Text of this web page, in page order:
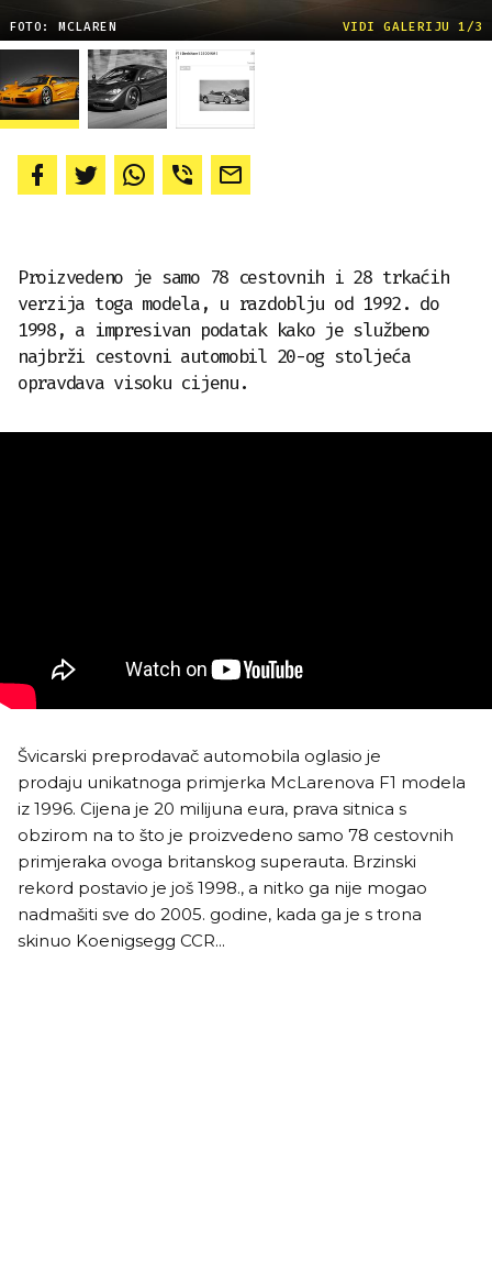
FOTO: MCLAREN VIDI GALERIJU 1/3
Proizvedeno je samo 78 cestovnih i 28 trkaćih
verzija toga modela, u razdoblju od 1992. do
1998, a impresivan podatak kako je službeno
najbrži cestovni automobil 20-og stoljeća
opravdava visoku cijenu.
Švicarski preprodavač automobila oglasio je
prodaju unikatnoga primjerka McLarenova F1 modela
iz 1996. Cijena je 20 milijuna eura, prava sitnica s
obzirom na to što je proizvedeno samo 78 cestovnih
primjeraka ovoga britanskog superauta. Brzinski
rekord postavio je još 1998., a nitko ga nije mogao
nadmašiti sve do 2005. godine, kada ga je s trona
skinuo Koenigsegg CCR...